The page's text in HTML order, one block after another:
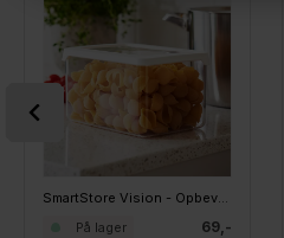
SmartStore Vision - Opbevaringsbøtte til tørvarer 1,65 liter
69,-
På lager